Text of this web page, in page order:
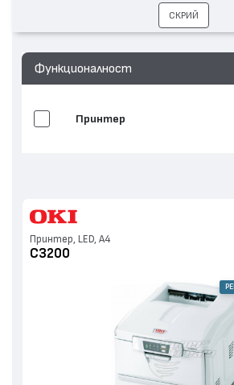
Функционалност
Принтер
Принтер, LED, А4
C3200
СКРИЙ